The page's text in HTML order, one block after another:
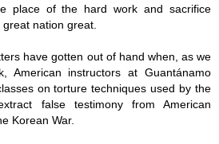
place of the hard work and sacrifice
nation great.
have gotten out of hand when, as we
American instructors at Guantánamo
on torture techniques used by the
false testimony from American
Korean War.